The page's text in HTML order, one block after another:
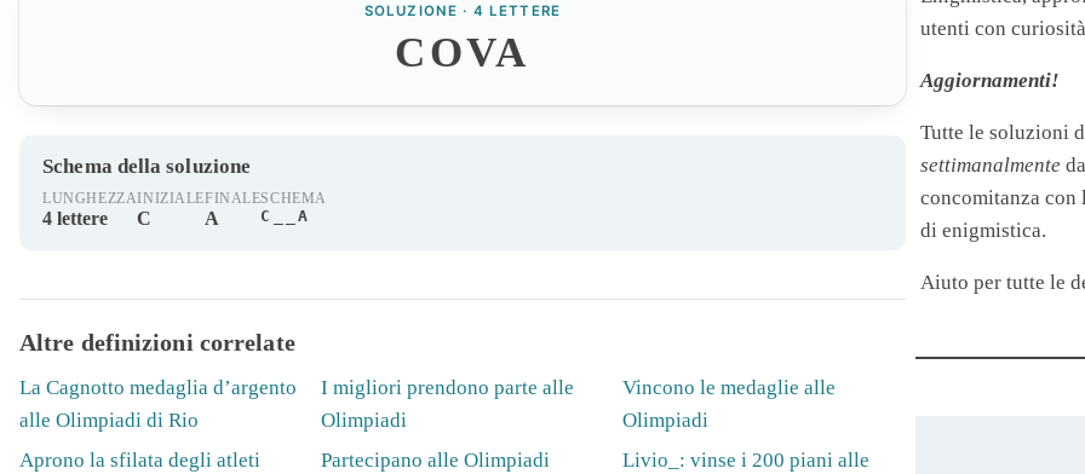
SOLUZIONE · 4 LETTERE
COVA
Schema della soluzione
LUNGHEZZA
4 lettere
INIZIALE
C
FINALE
A
SCHEMA
C__A
Altre definizioni correlate
La Cagnotto medaglia d’argento
alle Olimpiadi di Rio
I migliori prendono parte alle
Olimpiadi
Vincono le medaglie alle
Olimpiadi
Aprono la sfilata degli atleti
Partecipano alle Olimpiadi
Livio_: vinse i 200 piani alle
utenti con
Aggiornamenti!
Tutte le soluzioni
settimanalmente
concomitanza
di enigmistica.
Aiuto per tutte le